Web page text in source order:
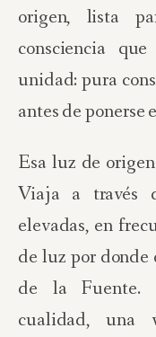
origen, lista
consciencia
unidad: pura
antes de ponerse
Esa luz de
Viaja a través
elevadas, en
de luz por donde
de la Fuente.
cualidad, una